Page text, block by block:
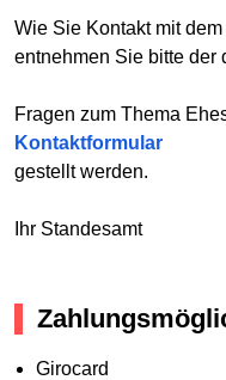
Wie Sie Kontakt mit
entnehmen Sie bitte der
Fragen zum Thema
Kontaktformular
gestellt werden.
Ihr Standesamt
Girocard